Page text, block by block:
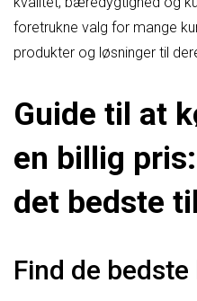
foretrukne valg for mange
produkter og løsninger til
Guide til at
en billig
det bedste
Find de